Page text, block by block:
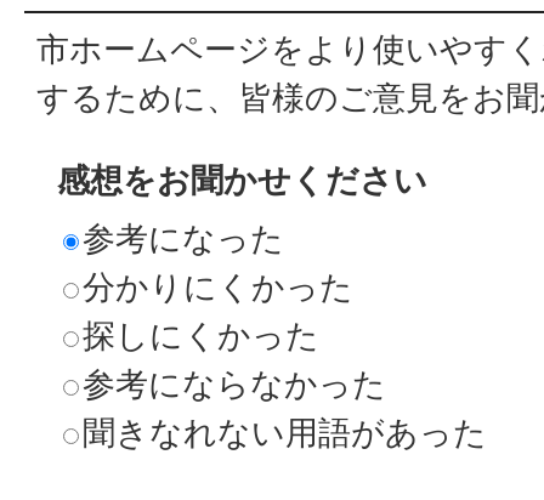
市ホームページをより使いやす
するために、皆様のご意見をお
感想をお聞かせください
参考になった
分かりにくかった
探しにくかった
参考にならなかった
聞きなれない用語があった